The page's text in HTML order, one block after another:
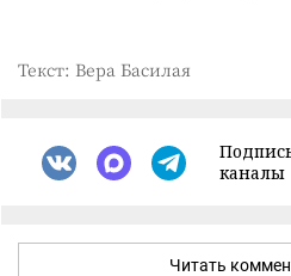
Текст: Вера Басилая
каналы
Читать